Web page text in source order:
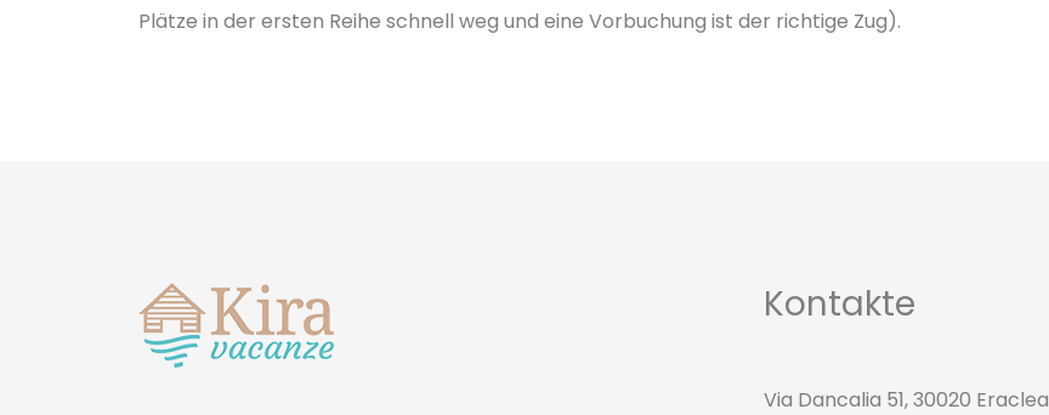
Plätze in der ersten Reihe schnell weg und eine Vorbuchung ist der richtige Zug).
Kontakte
Via Dancalia 51, 30020 Eraclea